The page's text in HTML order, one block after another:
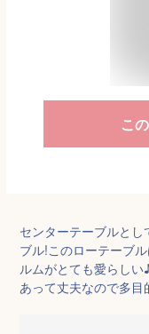
こ
センターテーブルと
ブル!このローテーブ
ルムがとても愛らし
あって丈夫なので多目